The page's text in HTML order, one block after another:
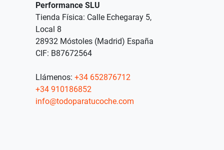
Performance SLU
Tienda Física: Calle Echegaray 5,
Local 8
28932 Móstoles (Madrid) España
CIF: B87672564
Llámenos: +34 652876712
+34 910186852
info@todoparatucoche.com